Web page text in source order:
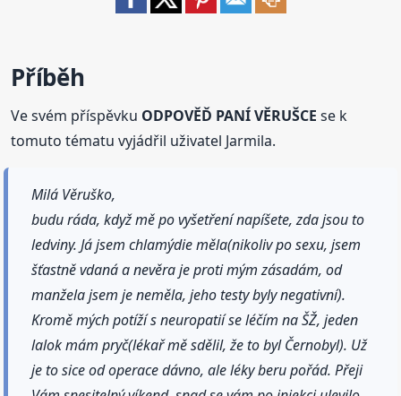
Příběh
Ve svém příspěvku ODPOVĚĎ PANÍ VĚRUŠCEse k
tomuto tématu vyjádřil uživatel Jarmila.
Milá Věruško,
budu ráda, když mě po vyšetření napíšete, zda jsou to
ledviny. Já jsem chlamýdie měla(nikoliv po sexu, jsem
šťastně vdaná a nevěra je proti mým zásadám, od
manžela jsem je neměla, jeho testy byly negativní).
Kromě mých potíží s neuropatií se léčím na ŠŽ, jeden
lalok mám pryč(lékař mě sdělil, že to byl Černobyl). Už
je to sice od operace dávno, ale léky beru pořád. Přeji